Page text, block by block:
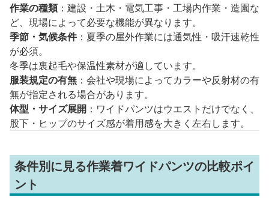
作業の種類：建設・土木・電気工事・工場内作業・造園な
ど、現場によって必要な機能が異なります。
季節・気候条件：夏季の屋外作業には通気性・吸汗速乾性
が必須。
冬季は裏起毛や保温性素材が適しています。
服装規定の有無 ：会社や現場によってカラーや反射材の有
無が指定される場合があります。
体型・サイズ展開 ：ワイドパンツはウエストだけでなく、
股下・ヒップのサイズ感が着用感を大きく左右します。
条件別に見る作業着ワイドパンツの比較ポイ
ント